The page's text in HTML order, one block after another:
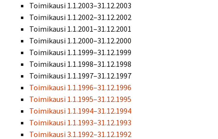
Toimikausi 1.1.2003–31.12.2003
Toimikausi 1.1.2002–31.12.2002
Toimikausi 1.1.2001–31.12.2001
Toimikausi 1.1.2000–31.12.2000
Toimikausi 1.1.1999–31.12.1999
Toimikausi 1.1.1998–31.12.1998
Toimikausi 1.1.1997–31.12.1997
Toimikausi 1.1.1996–31.12.1996
Toimikausi 1.1.1995–31.12.1995
Toimikausi 1.1.1994–31.12.1994
Toimikausi 1.1.1993–31.12.1993
Toimikausi 3.1.1992–31.12.1992